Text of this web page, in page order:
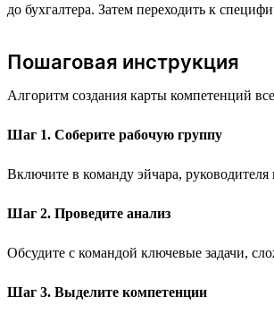
до бухгалтера. Затем переходить к
Пошаговая инструкция
Алгоритм создания карты компетенций
Шаг 1. Соберите рабочую группу
Включите в команду эйчара,
Шаг 2. Проведите анализ
Обсудите с командой ключевые задачи,
Шаг 3. Выделите компетенции